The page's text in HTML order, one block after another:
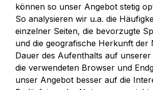
können so unser Angebot stetig
So analysieren wir u.a. die
einzelner Seiten, die bevorzugte
und die geografische Herkunft der
Dauer des Aufenthalts auf unserer
die verwendeten Browser und
unser Angebot besser auf die